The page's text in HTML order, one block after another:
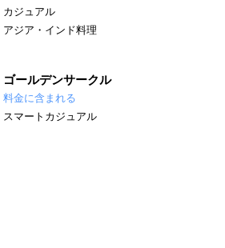
カジュアル
アジア・インド料理
ゴールデンサークル
料金に含まれる
スマートカジュアル